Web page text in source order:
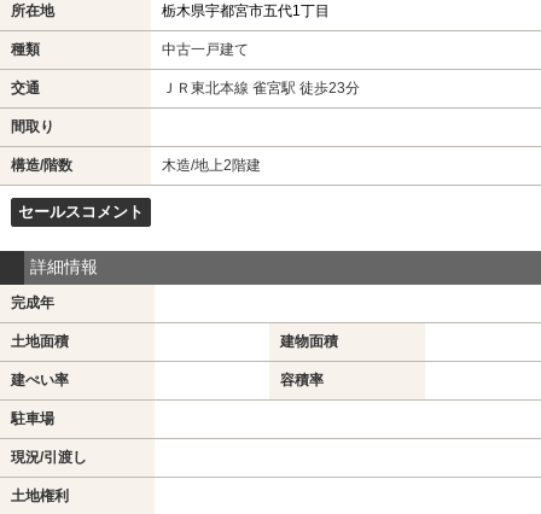
所在地 栃木県宇都宮市五代1丁目
種類 中古一戸建て
交通 ＪＲ東北本線 雀宮駅 徒歩23分
間取り
構造/階数 木造/地上2階建
セールスコメント
詳細情報
完成年
土地面積 建物面積
建ぺい率 容積率
駐車場
現況/引渡し
土地権利